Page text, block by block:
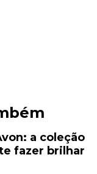
a coleção
fazer brilhar